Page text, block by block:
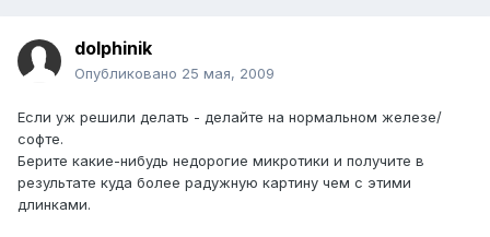
dolphinik
Опубликовано 25 мая, 2009
Если уж решили делать - делайте на нормальном железе/
софте.
Берите какие-нибудь недорогие микротики и получите в
результате куда более радужную картину чем с этими
длинками.